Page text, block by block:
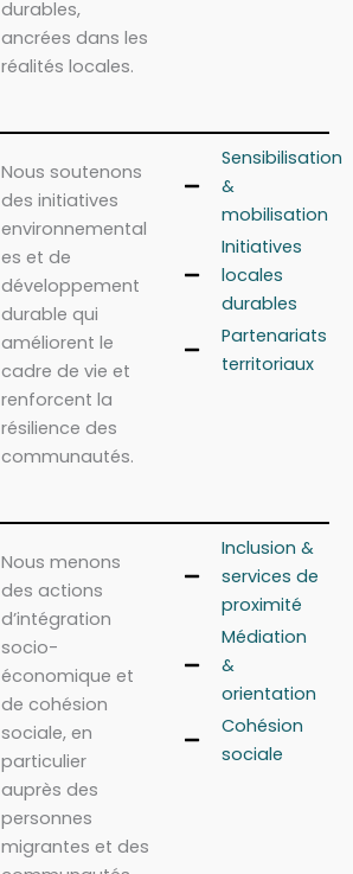
durables,
ancrées dans les
réalités locales.
Nous soutenons
des initiatives
environnemental
es et de
développement
durable qui
améliorent le
cadre de vie et
renforcent la
résilience des
communautés.
Sensibilisation
&
mobilisation
Initiatives
locales
durables
Partenariats
territoriaux
Nous menons
des actions
d’intégration
socio-
économique et
de cohésion
sociale, en
particulier
auprès des
personnes
migrantes et des
Inclusion &
services de
proximité
Médiation
&
orientation
Cohésion
sociale